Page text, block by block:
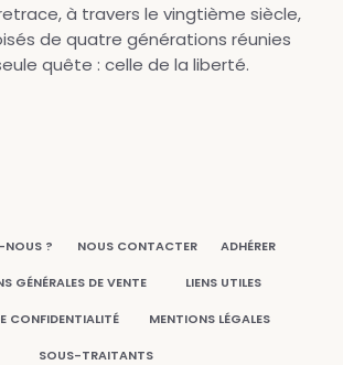
à travers le vingtième siècle,
de quatre générations réunies
quête : celle de la liberté.
NOUS ? NOUS CONTACTER ADHÉRER
GÉNÉRALES DE VENTE LIENS UTILES
CONFIDENTIALITÉ MENTIONS LÉGALES
SOUS-TRAITANTS